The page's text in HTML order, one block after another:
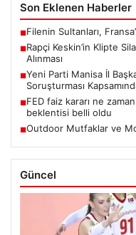
Son Eklenen Haberler
■Filenin Sultanları,
■Rapçi Keskin’in Klipte
Alınması
■Yeni Parti Manisa İl
Soruşturması
■FED faiz kararı ne
beklentisi belli oldu
■Outdoor Mutfaklar ve
Güncel